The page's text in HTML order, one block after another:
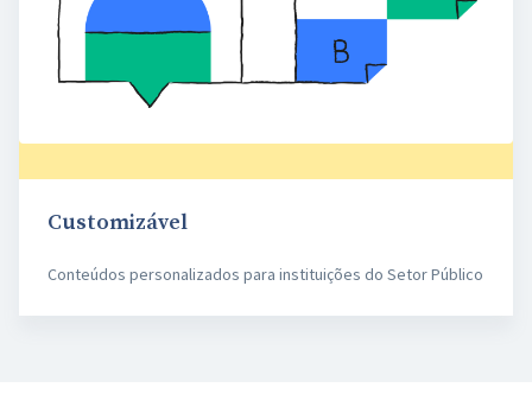
Customizável
Conteúdos personalizados para instituições do Setor Público